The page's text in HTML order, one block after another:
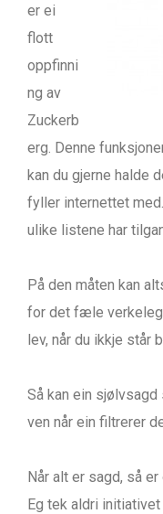
er ei
flott
oppfinni
ng av
Zuckerb
erg. Denne
kan du gjerne halde
fyller internettet
ulike listene har
På den måten kan
for det fæle
lev, når du ikkje står
Så kan ein
ven når ein filtrerer
Når alt er sagd, så
Eg tek aldri